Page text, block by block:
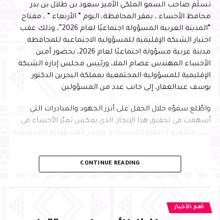
تسلّم صاحب السمو الملكي الأمير سعود بن طلال بن بدر
محافظ الأحساء ، بمقر المحافظة، اليوم ” الأربعاء ” ، مفتاح
“المدينة العربية المسؤولة اجتماعيًا لعام 2026″، وذلك عقب
اختيار الشبكة الإقليمية للمسؤولية الاجتماعية للمحافظة
مدينة عربية مسؤولة اجتماعيًا لعام 2026، بحضور أمين
الأحساء المهندس عصام الملا، ورئيس مجلس إدارة الشبكة
الإقليمية للمسؤولية المجتمعية بمملكة البحرين الدكتور
يوسف عبدالغفار، إلى جانب عدد من المسؤولين
واطّلع سموّه خلال الحفل على أبرز الجهود والمبادرات التي
أسهمت في تحقيق هذا الإنجاز، الذي يعكس تميّز الأحساء في
وأكد سمو محافظ الأحساء أن هذا الاختيار يجسّد ما تحظى به
المحافظة من تقدير إقليمي نظير جهودها في تطبيق معايير
تنمويًا مستدامًا، مشيرًا إلى أن ذلك يعكس الدور الريادي
للأحساء في تعزيز جودة الحياة وبناء الشراكات الإستراتيجية، بما
CONTINUE READING
أهم الأخبار